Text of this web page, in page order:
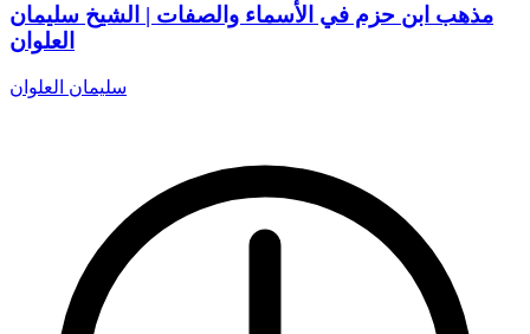
مذهب ابن حزم في الأسماء والصفات | الشيخ سليمان
العلوان
سليمان العلوان